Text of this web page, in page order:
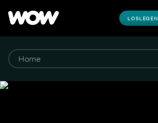
LOSLEGEN